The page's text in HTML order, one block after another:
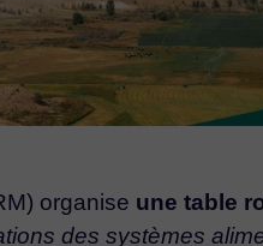
organise une table
des systèmes